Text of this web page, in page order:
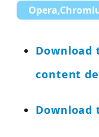
Download
content
Download